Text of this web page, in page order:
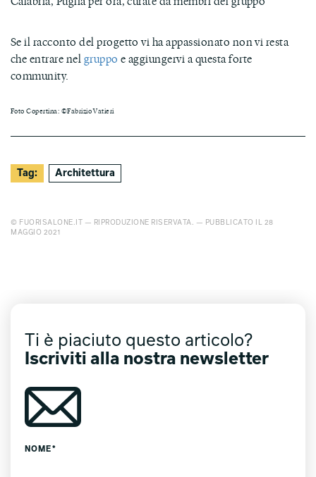
Se il racconto del progetto vi ha appassionato non vi resta
che entrare nelgruppo e aggiungervi a questa forte
community.
Foto Copertina: ©Fabrizio Vatieri
Tag: Architettura
© FUORISALONE.IT — RIPRODUZIONE RISERVATA. — PUBBLICATO IL 28
MAGGIO 2021
Ti è piaciuto questo articolo?
Iscriviti alla nostra newsletter
NOME*